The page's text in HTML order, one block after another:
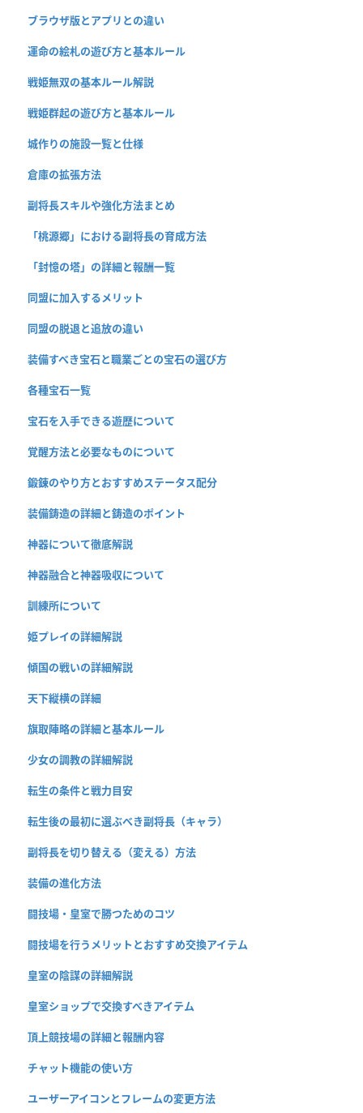
ブラウザ版とアプリとの違い
運命の絵札の遊び方と基本ルール
戦姫無双の基本ルール解説
戦姫群起の遊び方と基本ルール
城作りの施設一覧と仕様
倉庫の拡張方法
副将長スキルや強化方法まとめ
「桃源郷」における副将長の育成方法
「封憶の塔」の詳細と報酬一覧
同盟に加入するメリット
同盟の脱退と追放の違い
装備すべき宝石と職業ごとの宝石の選び方
各種宝石一覧
宝石を入手できる遊歴について
覚醒方法と必要なものについて
鍛錬のやり方とおすすめステータス配分
装備鋳造の詳細と鋳造のポイント
神器について徹底解説
神器融合と神器吸収について
訓練所について
姫プレイの詳細解説
傾国の戦いの詳細解説
天下縦横の詳細
旗取陣略の詳細と基本ルール
少女の調教の詳細解説
転生の条件と戦力目安
転生後の最初に選ぶべき副将長（キャラ）
副将長を切り替える（変える）方法
装備の進化方法
闘技場・皇室で勝つためのコツ
闘技場を行うメリットとおすすめ交換アイテム
皇室の陰謀の詳細解説
皇室ショップで交換すべきアイテム
頂上競技場の詳細と報酬内容
チャット機能の使い方
ユーザーアイコンとフレームの変更方法